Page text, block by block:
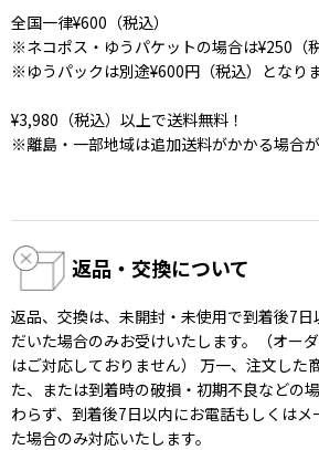
全国一律¥600（税込）
※ネコポス・ゆうパケットの場合は¥250（
※ゆうパックは別途¥600円（税込）となりま
¥3,980（税込）以上で送料無料！
※離島・一部地域は追加送料がかかる場合が
返品・交換について
返品、交換は、未開封・未使用で到着後7
だいた場合のみお受けいたします。（オー
はご対応しておりません） 万一、注文した
た、または到着時の破損・初期不良などの
わらず、到着後7日以内にお電話もしくは
た場合のみ対応いたします。